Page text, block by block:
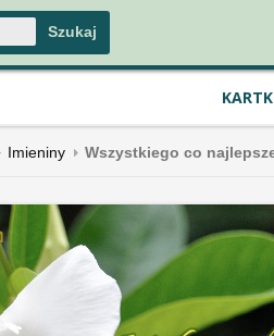
Imieniny Wszystkiego co